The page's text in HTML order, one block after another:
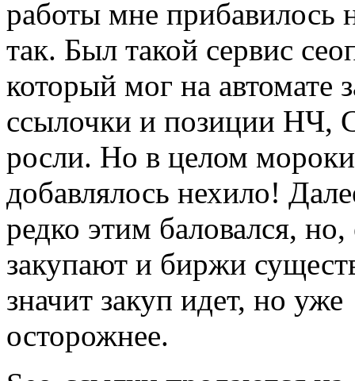
работы мне прибавилось
так. Был такой сервис
который мог на автомате
ссылочки и позиции НЧ,
росли. Но в целом мороки
добавлялось нехило!
редко этим баловался, но,
закупают и биржи
значит закуп идет, но уже
осторожнее.